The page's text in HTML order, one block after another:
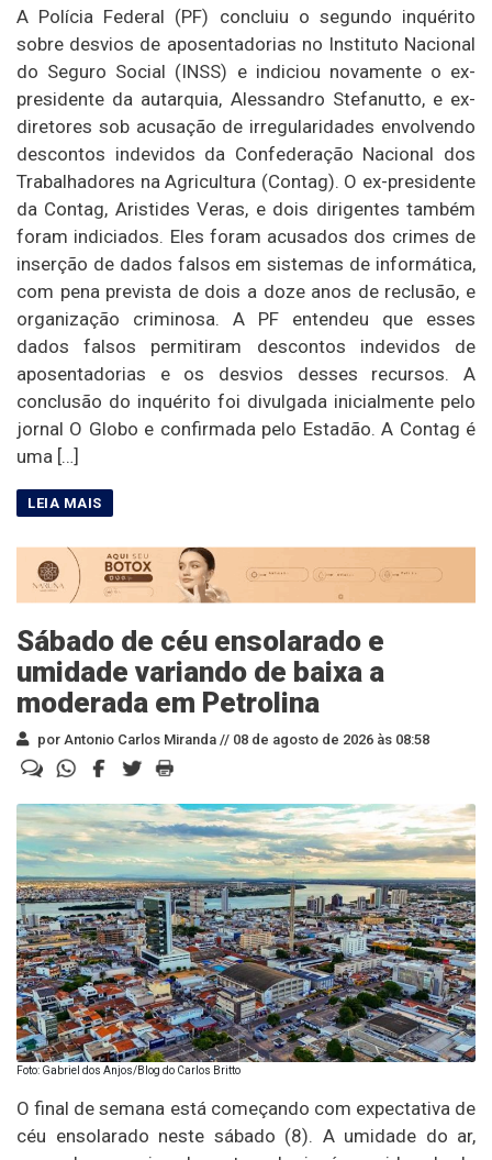
A Polícia Federal (PF) concluiu o segundo inquérito
sobre desvios de aposentadorias no Instituto Nacional
do Seguro Social (INSS) e indiciou novamente o ex-
presidente da autarquia, Alessandro Stefanutto, e ex-
diretores sob acusação de irregularidades envolvendo
descontos indevidos da Confederação Nacional dos
Trabalhadores na Agricultura (Contag). O ex-presidente
da Contag, Aristides Veras, e dois dirigentes também
foram indiciados. Eles foram acusados dos crimes de
inserção de dados falsos em sistemas de informática,
com pena prevista de dois a doze anos de reclusão, e
organização criminosa. A PF entendeu que esses
dados falsos permitiram descontos indevidos de
aposentadorias e os desvios desses recursos. A
conclusão do inquérito foi divulgada inicialmente pelo
jornal O Globo e confirmada pelo Estadão. A Contag é
uma […]
Sábado de céu ensolarado e
umidade variando de baixa a
moderada em Petrolina
por Antonio Carlos Miranda // 08 de agosto de 2026 às 08:58
Foto: Gabriel dos Anjos/Blog do Carlos Britto
O final de semana está começando com expectativa de
céu ensolarado neste sábado (8). A umidade do ar,